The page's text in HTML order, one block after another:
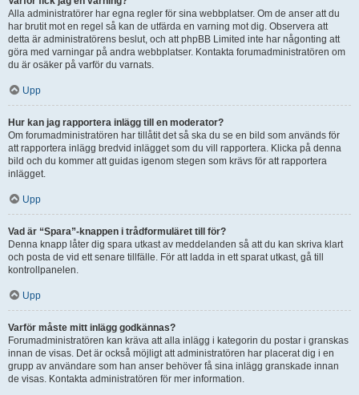
Alla administratörer har egna regler för sina webbplatser. Om de anser att du
har brutit mot en regel så kan de utfärda en varning mot dig. Observera att
detta är administratörens beslut, och att phpBB Limited inte har någonting att
göra med varningar på andra webbplatser. Kontakta forumadministratören om
du är osäker på varför du varnats.
Upp
Hur kan jag rapportera inlägg till en moderator?
Om forumadministratören har tillåtit det så ska du se en bild som används för
att rapportera inlägg bredvid inlägget som du vill rapportera. Klicka på denna
bild och du kommer att guidas igenom stegen som krävs för att rapportera
inlägget.
Upp
Vad är “Spara”-knappen i trådformuläret till för?
Denna knapp låter dig spara utkast av meddelanden så att du kan skriva klart
och posta de vid ett senare tillfälle. För att ladda in ett sparat utkast, gå till
kontrollpanelen.
Upp
Varför måste mitt inlägg godkännas?
Forumadministratören kan kräva att alla inlägg i kategorin du postar i granskas
innan de visas. Det är också möjligt att administratören har placerat dig i en
grupp av användare som han anser behöver få sina inlägg granskade innan
de visas. Kontakta administratören för mer information.